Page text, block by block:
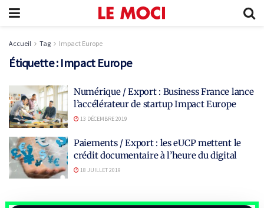
Accueil Tag Impact Europe
Étiquette : Impact Europe
Numérique / Export : Business France lance
l’accélérateur de startup Impact Europe
13 DÉCEMBRE 2019
Paiements / Export : les eUCP mettent le
crédit documentaire à l’heure du digital
18 JUILLET 2019